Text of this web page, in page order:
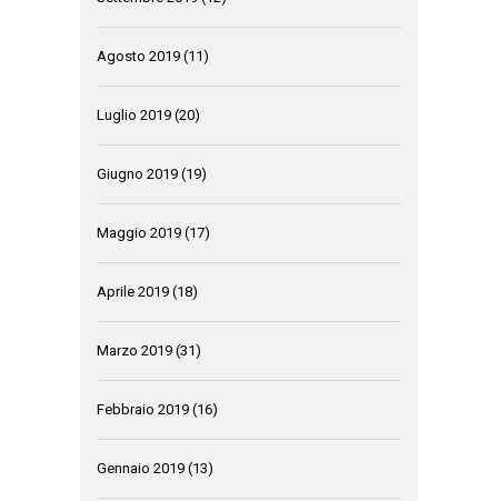
Agosto 2019 (11)
Luglio 2019 (20)
Giugno 2019 (19)
Maggio 2019 (17)
Aprile 2019 (18)
Marzo 2019 (31)
Febbraio 2019 (16)
Gennaio 2019 (13)